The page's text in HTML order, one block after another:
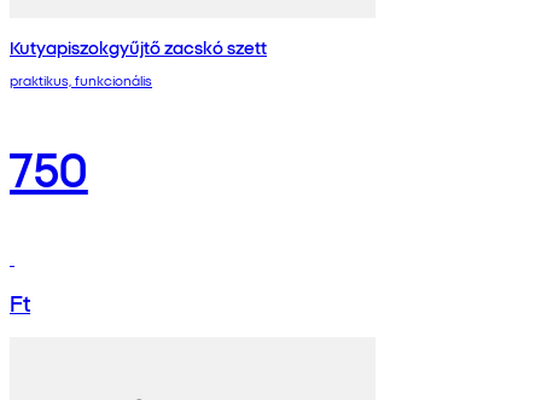
Kutyapiszokgyűjtő zacskó szett
praktikus, funkcionális
750
Ft